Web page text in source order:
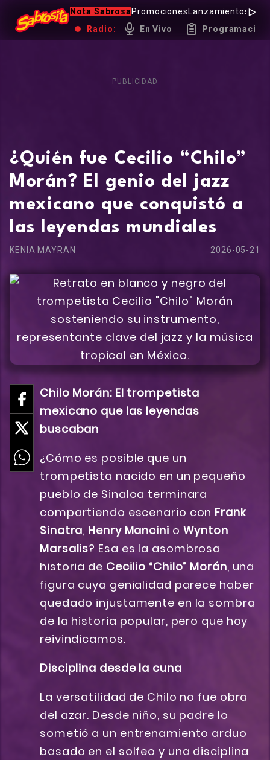
Nota Sabrosa Promociones LanzamientosHot
Radio:
En Vivo Programación
PUBLICIDAD
¿Quién fue Cecilio “Chilo”
Morán? El genio del jazz
mexicano que conquistó a
las leyendas mundiales
KENIA MAYRAN 2026-05-21
Chilo Morán: El trompetista
mexicano que las leyendas
buscaban
¿Cómo es posible que un
trompetista nacido en un pequeño
pueblo de Sinaloa terminara
compartiendo escenario con Frank
Sinatra, Henry Mancini o Wynton
Marsalis? Esa es la asombrosa
historia de Cecilio “Chilo” Morán, una
figura cuya genialidad parece haber
quedado injustamente en la sombra
de la historia popular, pero que hoy
reivindicamos.
Disciplina desde la cuna
La versatilidad de Chilo no fue obra
del azar. Desde niño, su padre lo
sometió a un entrenamiento arduo
basado en el solfeo y una disciplina